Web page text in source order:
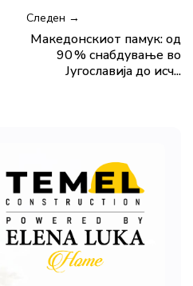
Следен →
Македонскиот памук: од
90 % снабдување во
Југославија до исч...